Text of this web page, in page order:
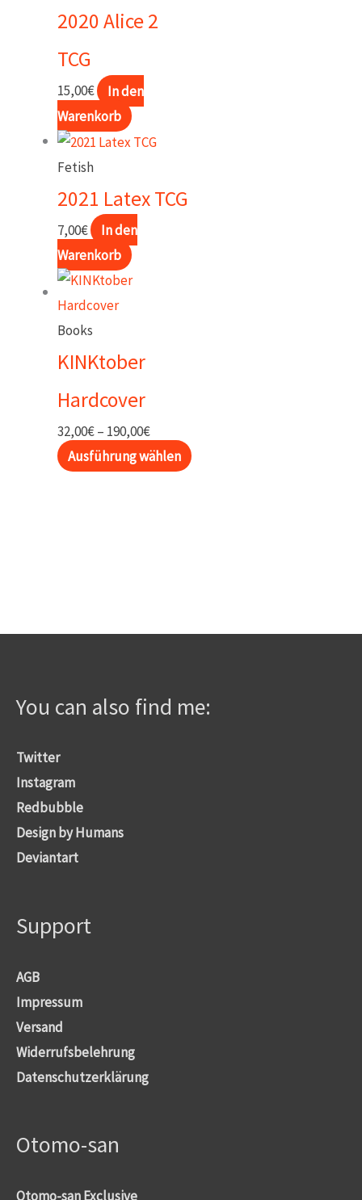
2020 Alice 2
TCG
15,00€
In den
Warenkorb
Fetish
2021 Latex TCG
7,00€
In den
Warenkorb
Books
KINKtober
Hardcover
32,00€– 190,00€Preisspanne:
32,00€
Ausführung wählen Dieses
Optionen
der
You can also find me:
Twitter
Instagram
Redbubble
Design by Humans
Deviantart
Support
AGB
Impressum
Versand
Widerrufsbelehrung
Datenschutzerklärung
Otomo-san
Otomo-san Exclusive